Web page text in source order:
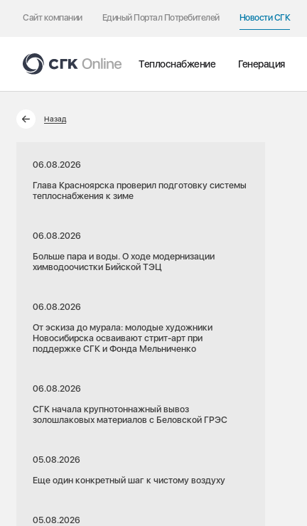
Сайт компании Единый Портал Потребителей Новости СГК
Теплоснабжение Генерация
Назад
06.08.2026
Глава Красноярска проверил подготовку системы
теплоснабжения к зиме
06.08.2026
Больше пара и воды. О ходе модернизации
химводоочистки Бийской ТЭЦ
06.08.2026
От эскиза до мурала: молодые художники
Новосибирска осваивают стрит-арт при
поддержке СГК и Фонда Мельниченко
06.08.2026
СГК начала крупнотоннажный вывоз
золошлаковых материалов с Беловской ГРЭС
05.08.2026
Еще один конкретный шаг к чистому воздуху
05.08.2026